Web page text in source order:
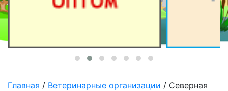
Главная / Ветеринарные организации / Северная